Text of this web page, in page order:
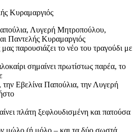
Κυραμαργιός
Λυγερή Μητροπούλου,
Παντελής Κυραμαργιός
παρουσιάζει το νέο του τραγούδι με
σημαίνει πρωτίστως παρέα, το
την Εβελίνα Παπούλια, την Λυγερή
πλάτη ξεφλουδισμένη και πατούσα
μώλο (ή μόλο – και τα δύο σωστά